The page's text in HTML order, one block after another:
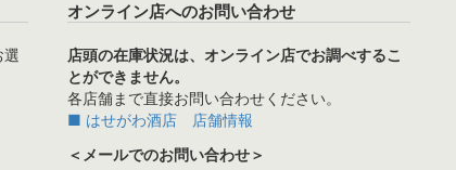
選
オンライン店へのお問い合わせ
店頭の在庫状況は、オンライン店でお調べするこ
とができません。
各店舗まで直接お問い合わせください。
■ はせがわ酒店 店舗情報
＜メールでのお問い合わせ＞